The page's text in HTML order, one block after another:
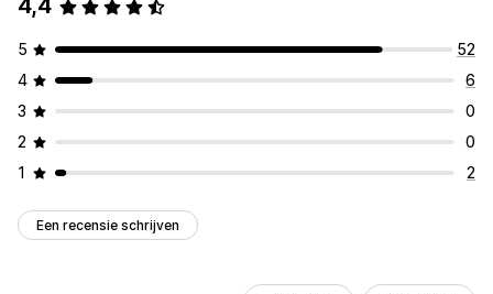
4,4
5
52
4
6
3
0
2
0
1
2
Een recensie schrijven